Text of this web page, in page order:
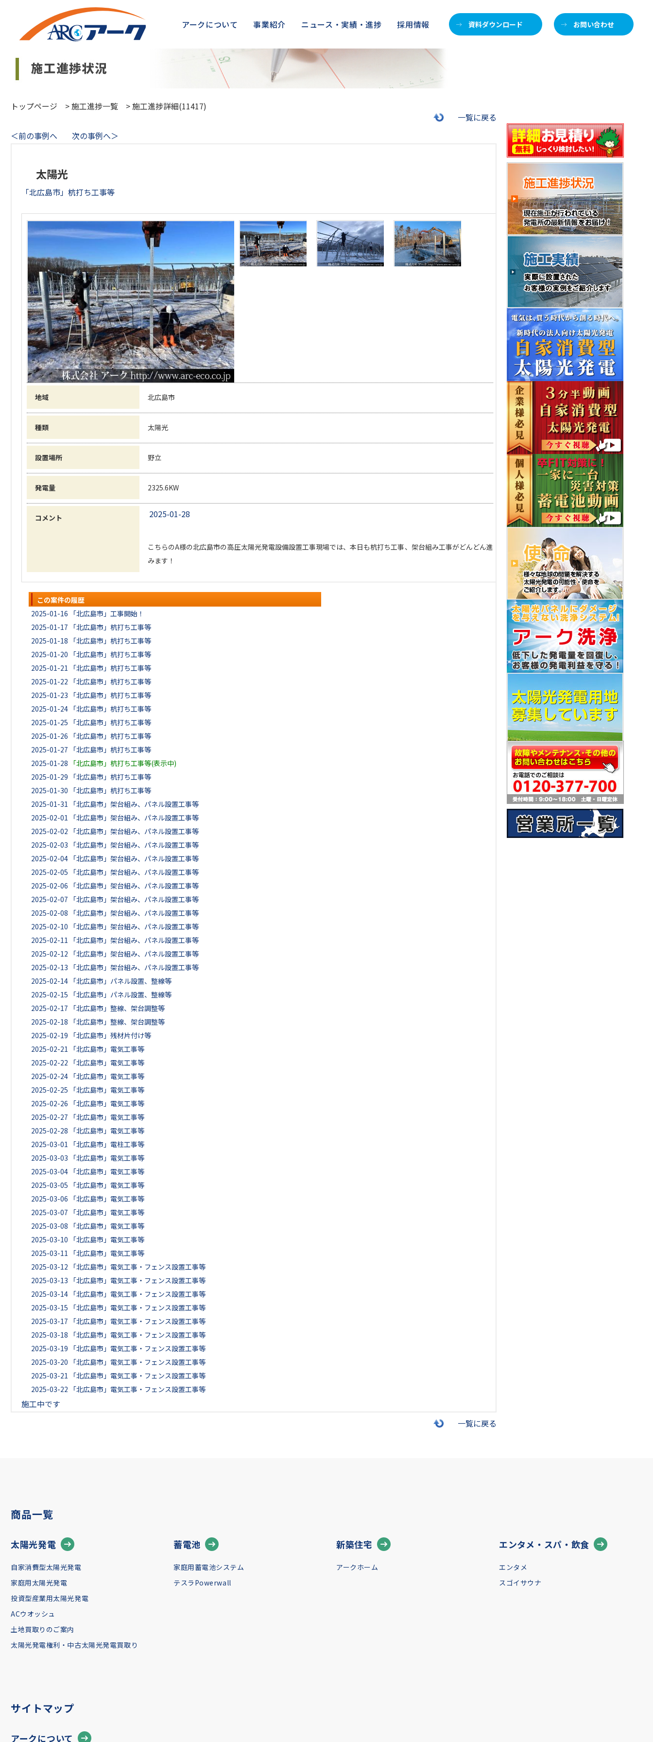
アークについて 事業紹介 ニュース・実績・進捗 採用情報 資料ダウンロード お問い合わせ
トップページ >施工進捗一覧 >施工進捗詳細(11417)
一覧に戻る
＜前の事例へ
次の事例へ＞
太陽光
「北広島市」杭打ち工事等
地域 北広島市
種類 太陽光
設置場所 野立
発電量 2325.6KW
コメント 2025-01-28
こちらのA様の北広島市の高圧太陽光発電設備設置工事現場では、本日も杭打ち工事、架台組み工事がどんどん進
みます！
この案件の履歴
2025-01-16
「北広島市」工事開始！
2025-01-17
「北広島市」杭打ち工事等
2025-01-18
「北広島市」杭打ち工事等
2025-01-20
「北広島市」杭打ち工事等
2025-01-21
「北広島市」杭打ち工事等
2025-01-22
「北広島市」杭打ち工事等
2025-01-23
「北広島市」杭打ち工事等
2025-01-24 「北広島市」杭打ち工事等
2025-01-25
「北広島市」杭打ち工事等
2025-01-26
「北広島市」杭打ち工事等
2025-01-27
「北広島市」杭打ち工事等
2025-01-28
「北広島市」杭打ち工事等(表示中)
2025-01-29
「北広島市」杭打ち工事等
2025-01-30
「北広島市」杭打ち工事等
2025-01-31
「北広島市」架台組み、パネル設置工事等
2025-02-01
「北広島市」架台組み、パネル設置工事等
2025-02-02
「北広島市」架台組み、パネル設置工事等
2025-02-03
「北広島市」架台組み、パネル設置工事等
2025-02-04 「北広島市」架台組み、パネル設置工事等
2025-02-05
「北広島市」架台組み、パネル設置工事等
2025-02-06
「北広島市」架台組み、パネル設置工事等
2025-02-07
「北広島市」架台組み、パネル設置工事等
2025-02-08
「北広島市」架台組み、パネル設置工事等
2025-02-10
「北広島市」架台組み、パネル設置工事等
2025-02-11
「北広島市」架台組み、パネル設置工事等
2025-02-12
「北広島市」架台組み、パネル設置工事等
2025-02-13
「北広島市」架台組み、パネル設置工事等
2025-02-14 「北広島市」パネル設置、整線等
2025-02-15
「北広島市」パネル設置、整線等
2025-02-17
「北広島市」整線、架台調整等
2025-02-18
「北広島市」整線、架台調整等
2025-02-19
「北広島市」残材片付け等
2025-02-21
「北広島市」電気工事等
2025-02-22
「北広島市」電気工事等
2025-02-24 「北広島市」電気工事等
2025-02-25
「北広島市」電気工事等
2025-02-26
「北広島市」電気工事等
2025-02-27
「北広島市」電気工事等
2025-02-28
「北広島市」電気工事等
2025-03-01
「北広島市」電柱工事等
2025-03-03
「北広島市」電気工事等
2025-03-04 「北広島市」電気工事等
2025-03-05
「北広島市」電気工事等
2025-03-06
「北広島市」電気工事等
2025-03-07
「北広島市」電気工事等
2025-03-08
「北広島市」電気工事等
2025-03-10
「北広島市」電気工事等
2025-03-11
「北広島市」電気工事等
2025-03-12
「北広島市」電気工事・フェンス設置工事等
2025-03-13
「北広島市」電気工事・フェンス設置工事等
2025-03-14 「北広島市」電気工事・フェンス設置工事等
2025-03-15
「北広島市」電気工事・フェンス設置工事等
2025-03-17
「北広島市」電気工事・フェンス設置工事等
2025-03-18
「北広島市」電気工事・フェンス設置工事等
2025-03-19
「北広島市」電気工事・フェンス設置工事等
2025-03-20
「北広島市」電気工事・フェンス設置工事等
2025-03-21
「北広島市」電気工事・フェンス設置工事等
2025-03-22
「北広島市」電気工事・フェンス設置工事等
施工中です
一覧に戻る
商品一覧
太陽光発電
自家消費型太陽光発電
家庭用太陽光発電
投資型産業用太陽光発電
ACウオッシュ
土地買取りのご案内
太陽光発電権利・中古太陽光発電買取り
蓄電池
家庭用蓄電池システム
テスラPowerwall
新築住宅
アークホーム
エンタメ・スパ・飲食
エンタメ
スゴイサウナ
サイトマップ
アークについて